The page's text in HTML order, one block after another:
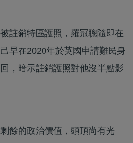
註銷特區護照，羅冠聰隨即在
早在2020年於英國申請難民身
，暗示註銷護照對他沒半點影
餘的政治價值，頭頂尚有光